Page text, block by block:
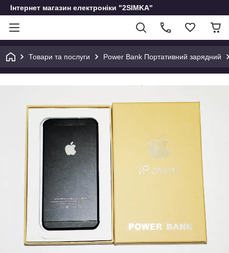
Інтернет магазин електроніки "2SIMKA"
Товари та послуги Power Bank Портативний зарядний